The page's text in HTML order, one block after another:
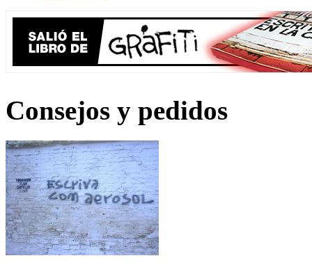
Consejos y pedidos